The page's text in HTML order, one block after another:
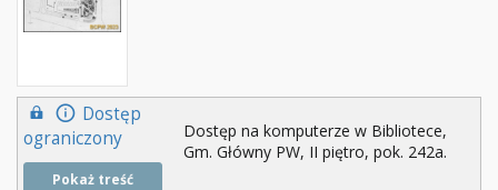
Dostęp
ograniczony
Pokaż treść
Dostęp na komputerze w Bibliotece,
Gm. Główny PW, II piętro, pok. 242a.